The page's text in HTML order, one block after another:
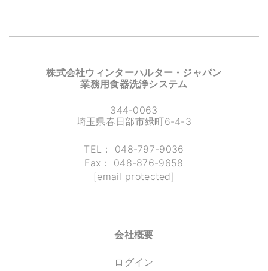
株式会社ウィンターハルター・ジャパン
業務用食器洗浄システム
344-0063
埼玉県春日部市緑町6-4-3
TEL： 048-797-9036
Fax： 048-876-9658
[email protected]
会社概要
ログイン